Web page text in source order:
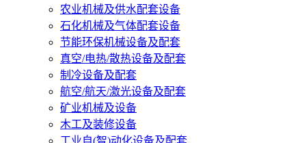
农业机械及供水配套设备
石化机械及气体配套设备
节能环保机械设备及配套
真空/电热/散热设备及配套
制冷设备及配套
航空/航天/激光设备及配套
矿业机械及设备
木工及装修设备
工业自(智)动化设备及配套